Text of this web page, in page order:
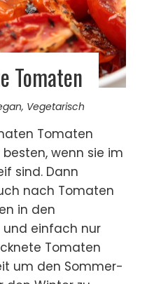
Tomaten
, Vegetarisch
Tomaten
wenn sie im
sind. Dann
nach Tomaten
in den
einfach nur
Tomaten
um den Sommer-